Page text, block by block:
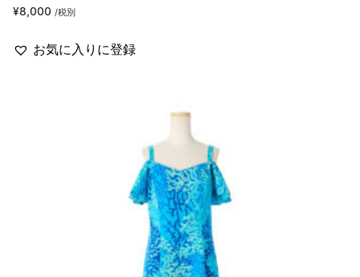
¥8,000 /税別
お気に入りに登録